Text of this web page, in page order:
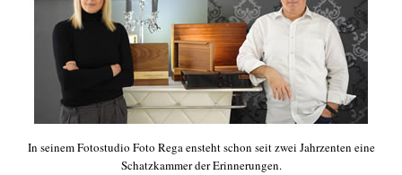
In seinem Fotostudio Foto Rega ensteht schon seit zwei Jahrzenten eine
Schatzkammer der Erinnerungen.